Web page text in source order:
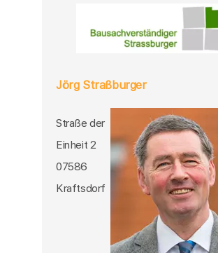
Jörg Straßburger
Straße der
Einheit 2
07586
Kraftsdorf